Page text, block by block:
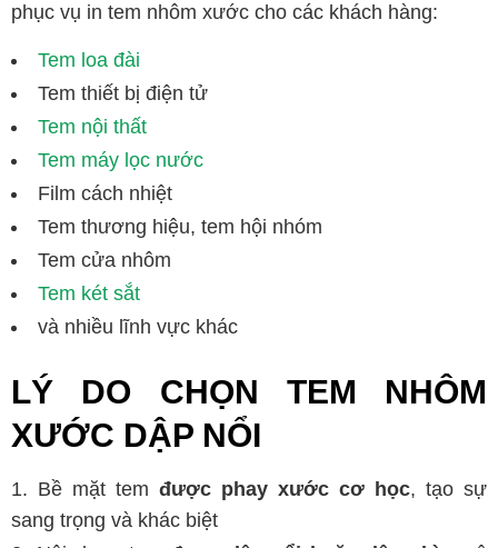
phục vụ in tem nhôm xước cho các khách hàng:
Tem loa đài
Tem thiết bị điện tử
Tem nội thất
Tem máy lọc nước
Film cách nhiệt
Tem thương hiệu, tem hội nhóm
Tem cửa nhôm
Tem két sắt
và nhiều lĩnh vực khác
LÝ DO CHỌN TEM NHÔM
XƯỚC DẬP NỔI
Bề mặt tem được phay xước cơ học, tạo sự
sang trọng và khác biệt